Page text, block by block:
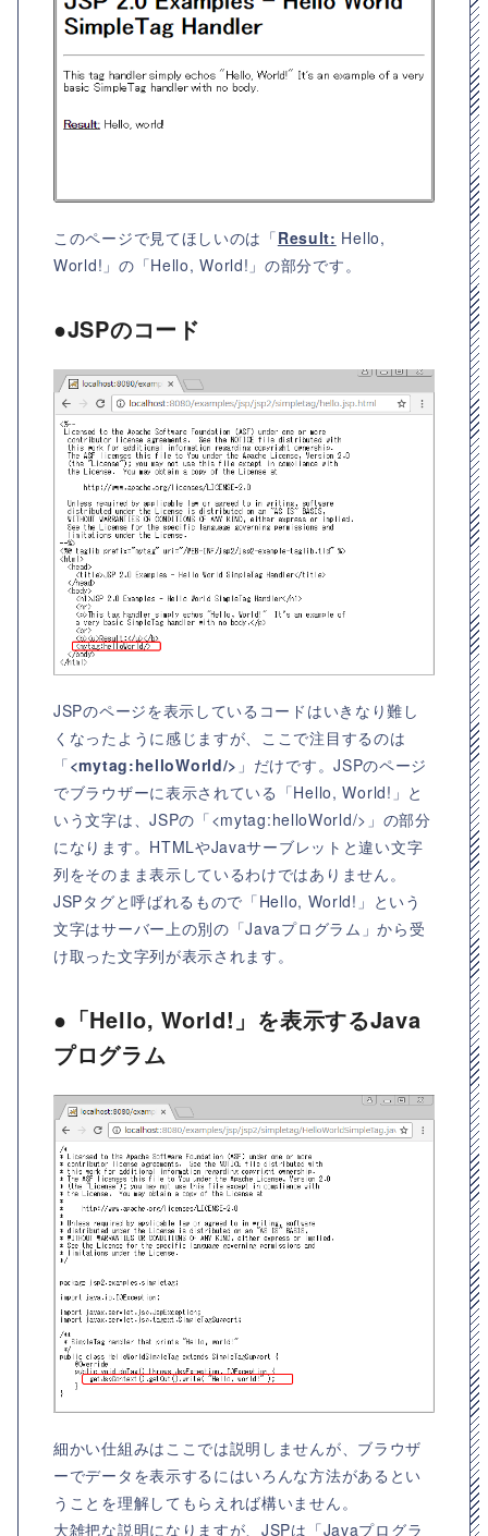
このページで見てほしいのは「Result: Hello,
World!」の「Hello, World!」の部分です。
●JSPのコード
JSPのページを表示しているコードはいきなり難し
くなったように感じますが、ここで注目するのは
「<mytag:helloWorld/> 」だけです。JSPのページ
でブラウザーに表示されている「Hello, World!」と
いう文字は、JSPの「<mytag:helloWorld/>」の部分
になります。HTMLやJavaサーブレットと違い文字
列をそのまま表示しているわけではありません。
JSPタグと呼ばれるもので「Hello, World!」という
文字はサーバー上の別の「Javaプログラム」から受
け取った文字列が表示されます。
●「Hello, World!」を表示するJava
プログラム
細かい仕組みはここでは説明しませんが、ブラウザ
ーでデータを表示するにはいろんな方法があるとい
うことを理解してもらえれば構いません。
大雑把な説明になりますが、JSPは「Javaプログラ